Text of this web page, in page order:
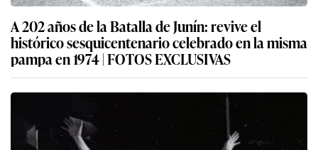
A 202 años de la Batalla de Junín: revive el
histórico sesquicentenario celebrado en la misma
pampa en 1974 | FOTOS EXCLUSIVAS